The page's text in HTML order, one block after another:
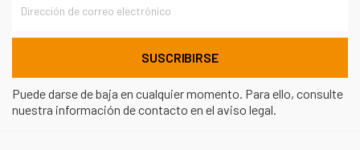
Puede darse de baja en cualquier momento. Para ello, consulte
nuestra información de contacto en el aviso legal.